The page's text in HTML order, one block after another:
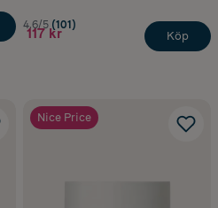
4.6/5 (101)
117 kr Köp
Nice Price